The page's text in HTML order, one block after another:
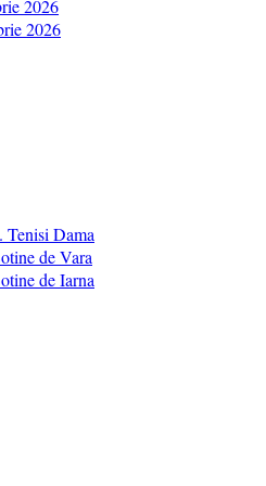
2026
2026
Tenisi Dama
de Vara
de Iarna